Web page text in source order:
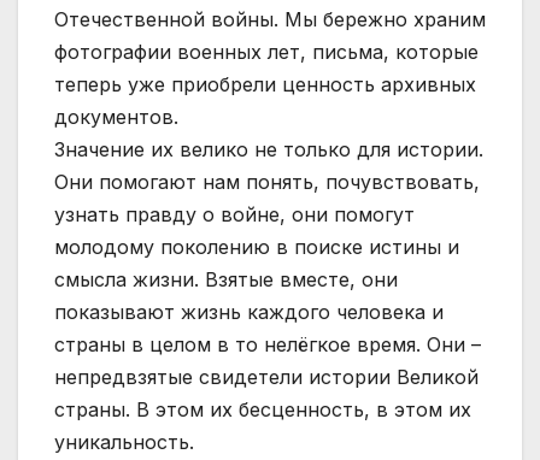
Отечественной войны. Мы бережно храним
фотографии военных лет, письма, которые
теперь уже приобрели ценность архивных
документов.
Значение их велико не только для истории.
Они помогают нам понять, почувствовать,
узнать правду о войне, они помогут
молодому поколению в поиске истины и
смысла жизни. Взятые вместе, они
показывают жизнь каждого человека и
страны в целом в то нелёгкое время. Они –
непредвзятые свидетели истории Великой
страны. В этом их бесценность, в этом их
уникальность.